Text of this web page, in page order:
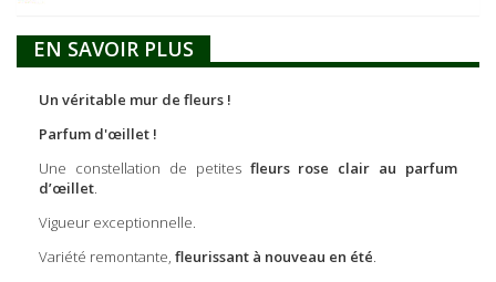
EN SAVOIR PLUS
Un véritable mur de fleurs !
Parfum d'œillet !
Une constellation de petites fleurs rose clair au parfum
d’œillet.
Vigueur exceptionnelle.
Variété remontante, fleurissant à nouveau en été.